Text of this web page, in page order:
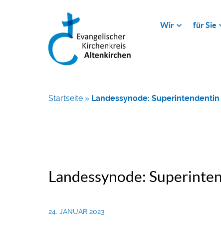
Wir für Sie
Startseite » Landessynode:
Landessynode:
24. JANUAR 2023